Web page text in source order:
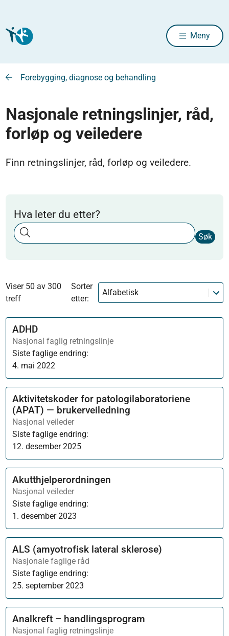
Meny
Forebygging, diagnose og behandling
Nasjonale retningslinjer, råd,
forløp og veiledere
Finn retningslinjer, råd, forløp og veiledere.
Hva leter du etter?
Søk
Viser 50 av 300
treff
Sorter
etter:
Alfabetisk
ADHD
Nasjonal faglig retningslinje
Siste faglige endring:
4. mai 2022
Aktivitetskoder for patologilaboratoriene
(APAT) — brukerveiledning
Nasjonal veileder
Siste faglige endring:
12. desember 2025
Akutthjelperordningen
Nasjonal veileder
Siste faglige endring:
1. desember 2023
ALS (amyotrofisk lateral sklerose)
Nasjonale faglige råd
Siste faglige endring:
25. september 2023
Analkreft – handlingsprogram
Nasjonal faglig retningslinje